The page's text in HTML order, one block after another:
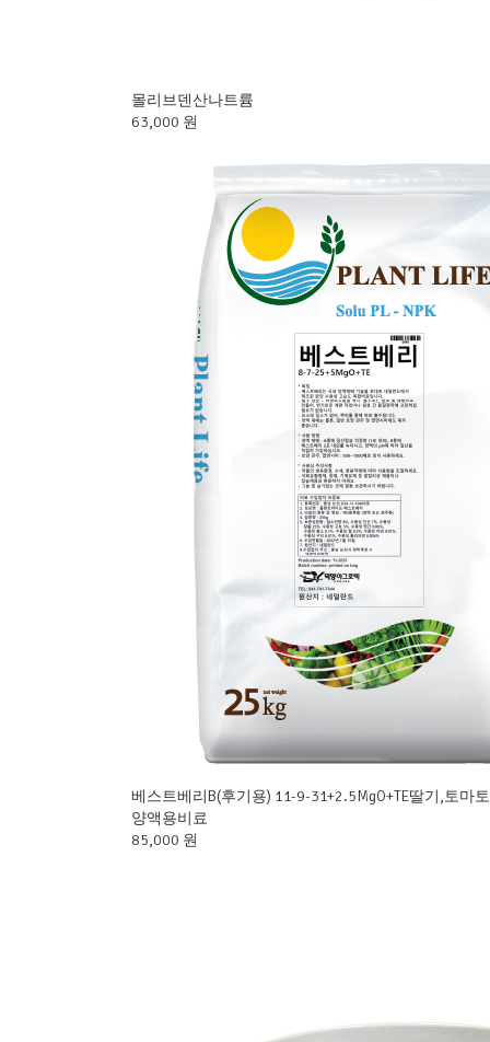
몰리브덴산나트륨
63,000 원
베스트베리B(후기용) 11-9-31+2.5MgO+TE딸기,토마토
양액용비료
85,000 원